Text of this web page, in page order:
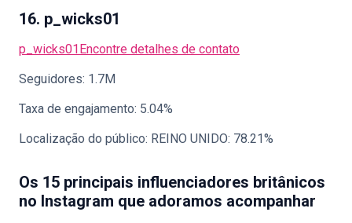
16. p_wicks01
p_wicks01Encontre detalhes de contato
Seguidores: 1.7M
Taxa de engajamento: 5.04%
Localização do público: REINO UNIDO: 78.21%
Os 15 principais influenciadores britânicos
no Instagram que adoramos acompanhar